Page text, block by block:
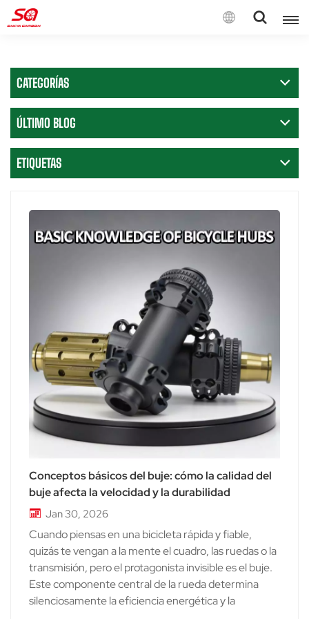
Español
Deutsch
Español
Italiano
CATEGORÍAS
ÚLTIMO BLOG
ETIQUETAS
Conceptos básicos del buje: cómo la calidad del
buje afecta la velocidad y la durabilidad
Jan 30, 2026
Cuando piensas en una bicicleta rápida y fiable,
quizás te vengan a la mente el cuadro, las ruedas o la
transmisión, pero el protagonista invisible es el buje.
Este componente central de la rueda determina
silenciosamente la eficiencia energética y la